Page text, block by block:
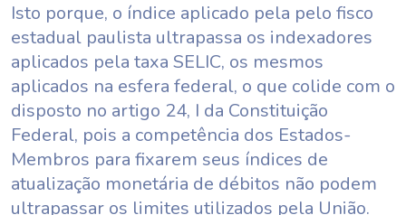
Isto porque, o índice aplicado pela pelo fisco
estadual paulista ultrapassa os indexadores
aplicados pela taxa SELIC, os mesmos
aplicados na esfera federal, o que colide com o
disposto no artigo 24, I da Constituição
Federal, pois a competência dos Estados-
Membros para fixarem seus índices de
atualização monetária de débitos não podem
ultrapassar os limites utilizados pela União.